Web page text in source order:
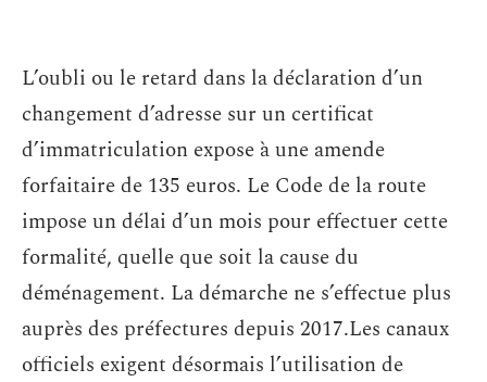
L’oubli ou le retard dans la déclaration d’un
changement d’adresse sur un certificat
d’immatriculation expose à une amende
forfaitaire de 135 euros. Le Code de la route
impose un délai d’un mois pour effectuer cette
formalité, quelle que soit la cause du
déménagement. La démarche ne s’effectue plus
auprès des préfectures depuis 2017.Les canaux
officiels exigent désormais l’utilisation de